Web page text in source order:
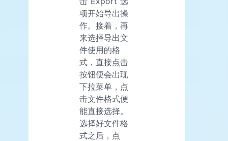
项开始导出操
作。接着，再
来选择导出文
件使用的格
式，直接点击
按钮便会出现
下拉菜单，点
击文件格式便
能直接选择。
选择好文件格
式之后，点